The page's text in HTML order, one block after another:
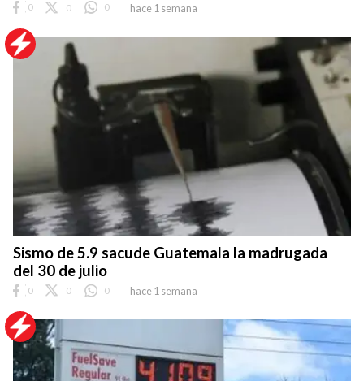
0 0 0 hace 1 semana
Sismo de 5.9 sacude Guatemala la madrugada
del 30 de julio
0 0 0 hace 1 semana